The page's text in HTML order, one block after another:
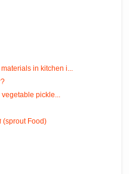
in kitchen i...
vegetable pickle...
(sprout Food)